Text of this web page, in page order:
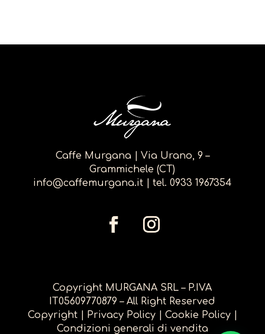
Caffe Murgana | Via Urano, 9 –
Grammichele (CT)
info@caffemurgana.it| tel. 0933 1967354
Copyright MURGANA SRL – P.IVA
IT05609770879 – All Right Reserved
Copyright| Privacy Policy Cookie Policy|
Condizioni generali di vendita